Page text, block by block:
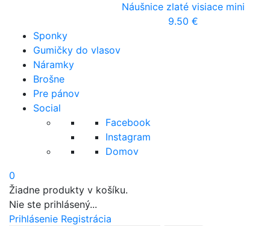
Náušnice zlaté visiace mini
9.50 €
Sponky
Gumičky do vlasov
Náramky
Brošne
Pre pánov
Social
Facebook
Instagram
Domov
0
Žiadne produkty v košíku.
Nie ste prihlásený...
Prihlásenie Registrácia